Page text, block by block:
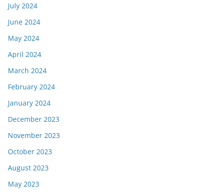
July 2024
June 2024
May 2024
April 2024
March 2024
February 2024
January 2024
December 2023
November 2023
October 2023
August 2023
May 2023